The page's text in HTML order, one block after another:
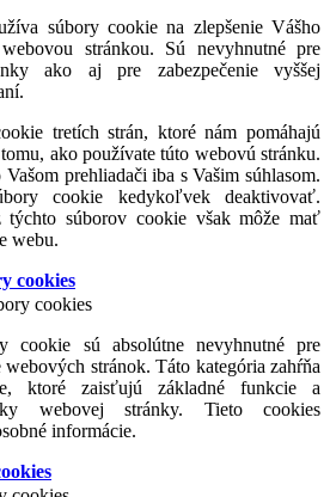
súbory cookie na zlepšenie Vášho
stránkou. Sú nevyhnutné pre
ako aj pre zabezpečenie vyššej
tretích strán, ktoré nám pomáhajú
ako používate túto webovú stránku.
prehliadači iba s Vašim súhlasom.
cookie kedykoľvek deaktivovať.
týchto súborov cookie však môže mať
webu.
cookies
cookies
cookie sú absolútne nevyhnutné pre
stránok. Táto kategória zahŕňa
ktoré zaisťujú základné funkcie a
webovej stránky. Tieto cookies
informácie.